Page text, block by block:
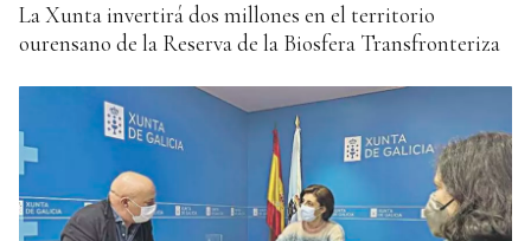
La Xunta invertirá dos millones en el territorio
ourensano de la Reserva de la Biosfera Transfronteriza